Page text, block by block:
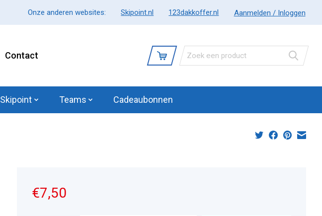
Onze anderen websites: Skipoint.nl 123dakkoffer.nl Aanmelden / Inloggen
Contact
Skipoint Teams Cadeaubonnen
€7,50